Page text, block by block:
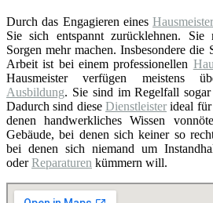
Durch das Engagieren eines
Sie sich entspannt zurücklehnen. Sie
Sorgen mehr machen. Insbesondere
Arbeit ist bei einem professionellen
Hausmeister verfügen meistens
Ausbildung. Sie sind im Regelfall sogar
Dadurch sind diese Dienstleister ideal für
denen handwerkliches Wissen
Gebäude, bei denen sich keiner so
bei denen sich niemand um
oderReparaturen kümmern will.